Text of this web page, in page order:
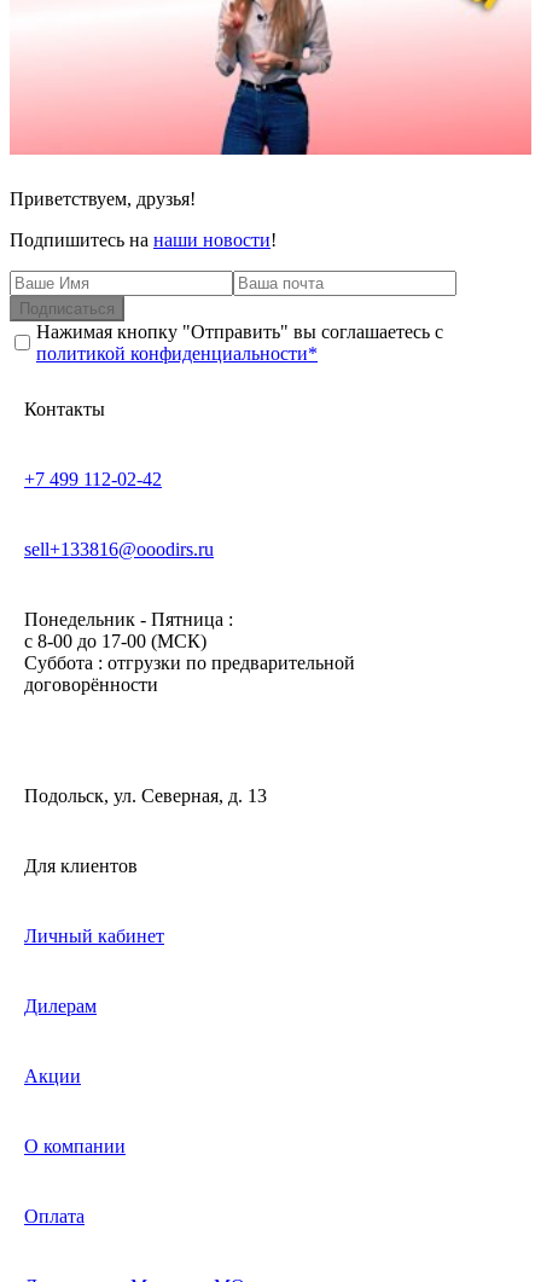
Приветствуем, друзья!
Подпишитесь на наши новости!
Подписаться
Нажимая кнопку "Отправить" вы соглашаетесь с
политикой конфиденциальности*
Контакты
+7 499 112-02-42
sell+133816@ooodirs.ru
Понедельник - Пятница :
c 8-00 до 17-00 (МСК)
Суббота : отгрузки по предварительной
договорённости
Подольск, ул. Северная, д. 13
Для клиентов
Личный кабинет
Дилерам
Акции
О компании
Оплата